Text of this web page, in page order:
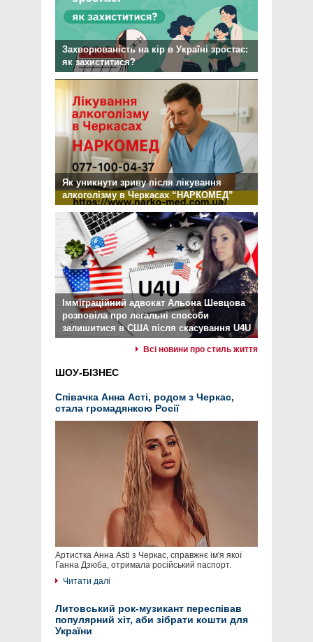
Захворюваність на кір в Україні зростає:
як захиститися?
Як уникнути зриву після лікування
алкоголізму в Черкасах “НАРКОМЕД”
Імміграційний адвокат Альона Шевцова
розповіла про легальні способи
залишитися в США після скасування U4U
Всі новини про стиль життя
ШОУ-БІЗНЕС
Співачка Анна Асті, родом з Черкас,
стала громадянкою Росії
Артистка Анна Asti з Черкас, справжнє ім'я якої
Ганна Дзюба, отримала російський паспорт.
Читати далі
Литовський рок-музикант переспівав
популярний хіт, аби зібрати кошти для
України